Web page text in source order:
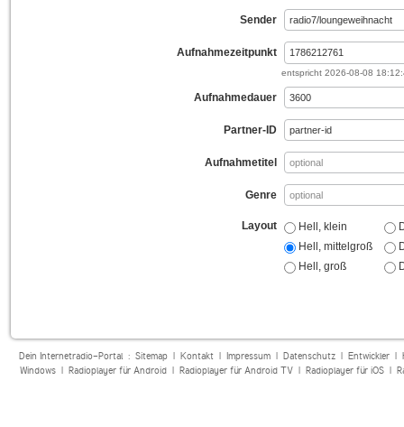
Sender
Aufnahmezeitpunkt
entspricht 2026-08-08
Aufnahmedauer
Partner-ID
Aufnahmetitel
Genre
Layout
Hell, klein
Hell, mittelgroß
Hell, groß
Dein Internetradio-Portal : Sitemap| Kontakt| Impressum| Datenschutz| Entwickler|
Windows| Radioplayer für Android| Radioplayer für Android TV| Radioplayer für iOS|